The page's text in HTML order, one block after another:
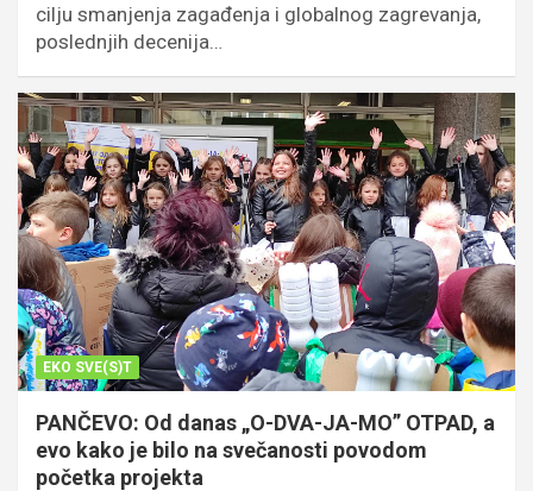
cilju smanjenja zagađenja i globalnog zagrevanja,
poslednjih decenija…
EKO SVE(S)T
PANČEVO: Od danas „O-DVA-JA-MO” OTPAD, a
evo kako je bilo na svečanosti povodom
početka projekta